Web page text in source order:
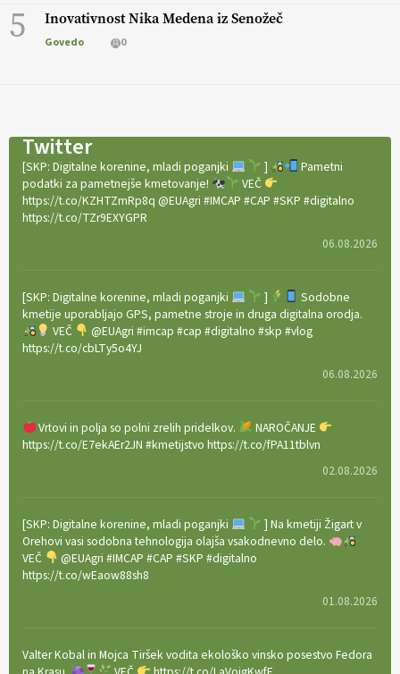
5 Inovativnost Nika Medena iz Senožeč
Govedo 0
Twitter
[SKP: Digitalne korenine, mladi poganjki ]
Pametni
podatki za pametnejše kmetovanje!
VEČ
https://t.co/KZHTZmRp8q @EUAgri #IMCAP #CAP #SKP #digitalno
https://t.co/TZr9EXYGPR
06.08.2026
[SKP: Digitalne korenine, mladi poganjki ]
Sodobne
kmetije uporabljajo GPS, pametne stroje in druga digitalna orodja.
VEČ
@EUAgri #imcap #cap #digitalno #skp #vlog
https://t.co/cbLTy5o4YJ
06.08.2026
Vrtovi in polja so polni zrelih pridelkov.
NAROČANJE
https://t.co/E7ekAEr2JN #kmetijstvo https://t.co/fPA11tblvn
02.08.2026
[SKP: Digitalne korenine, mladi poganjki
] Na kmetiji Žigart v
Orehovi vasi sodobna tehnologija olajša vsakodnevno delo.
VEČ
@EUAgri #IMCAP #CAP #SKP #digitalno
https://t.co/wEaow88sh8
01.08.2026
Valter Kobal in Mojca Tiršek vodita ekološko vinsko posestvo Fedora